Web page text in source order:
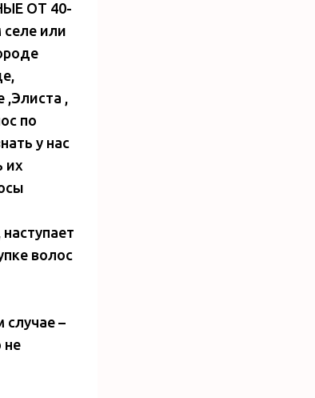
ОТ 40-
или
,
по
у нас
их
волос
–
не